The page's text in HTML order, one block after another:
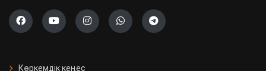
Көркемдік кеңес